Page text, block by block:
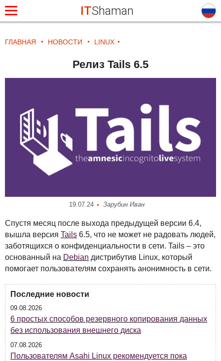
ITShaman
ГЛАВНАЯ НОВОСТИ LINUX
Релиз Tails 6.5
19.07.24 Зарубин Иван
Спустя месяц после выхода предыдущей версии 6.4,
вышла версия Tails 6.5, что не может не радовать людей,
заботящихся о конфиденциальности в сети. Tails – это
основанный на Debian дистрибутив Linux, который
помогает пользователям сохранять анонимность в сети.
Последние новости
09.08.2026
6 простых способов резервного копирования данных
без использования внешнего диска
07.08.2026
Пользователям Asahi Linux рекомендуется пока